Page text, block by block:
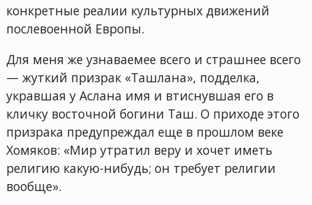
конкретные реалии культурных движений
послевоенной Европы.
Для меня же узнаваемее всего и страшнее всего
— жуткий призрак «Ташлана», подделка,
укравшая у Аслана имя и втиснувшая его в
кличку восточной богини Таш. О приходе этого
призрака предупреждал еще в прошлом веке
Хомяков: «Мир утратил веру и хочет иметь
религию какую-нибудь; он требует религии
вообще».